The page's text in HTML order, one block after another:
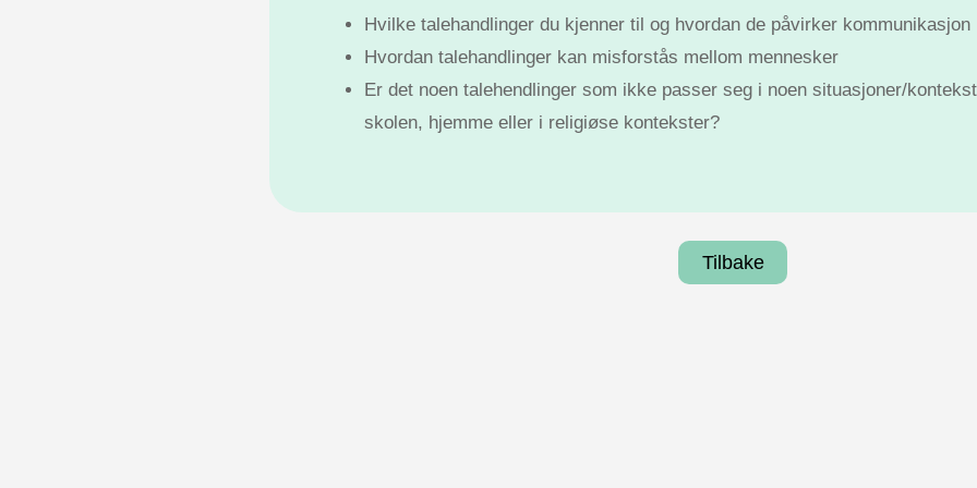
Hvilke talehandlinger du kjenner til og hvordan de påvirker kommunikasjon
Hvordan talehandlinger kan misforstås mellom mennesker
Er det noen talehendlinger som ikke passer seg i noen situasjoner/
skolen, hjemme eller i religiøse kontekster?
Tilbake